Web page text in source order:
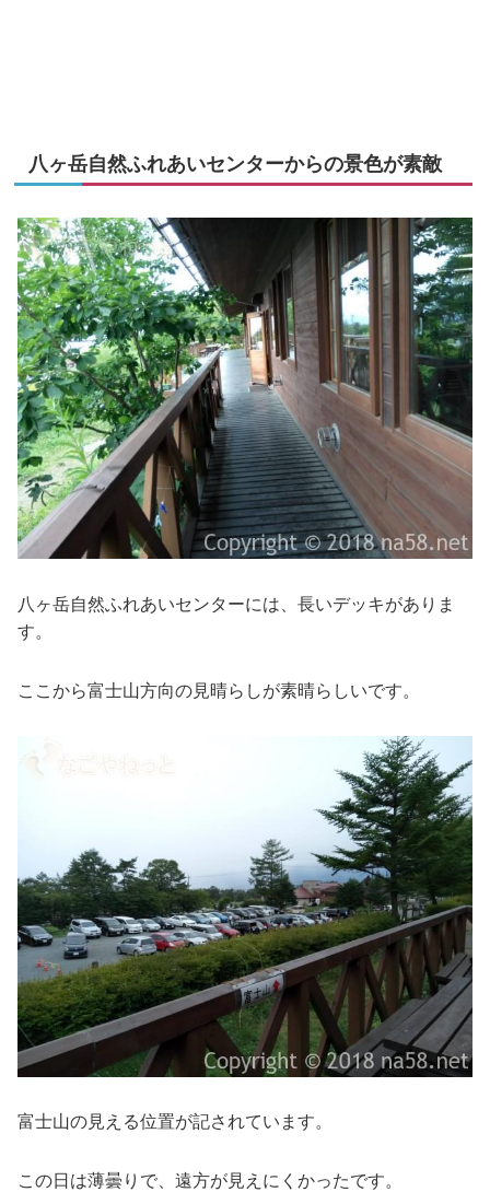
八ヶ岳自然ふれあいセンターからの景色が素敵
八ヶ岳自然ふれあいセンターには、長いデッキがありま
す。
ここから富士山方向の見晴らしが素晴らしいです。
富士山の見える位置が記されています。
この日は薄曇りで、遠方が見えにくかったです。